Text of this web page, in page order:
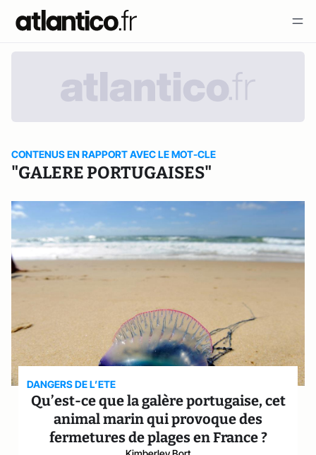
CONTENUS EN RAPPORT AVEC LE MOT-CLE
"GALERE PORTUGAISES"
DANGERS DE L’ETE
Qu’est-ce que la galère portugaise, cet
animal marin qui provoque des
fermetures de plages en France ?